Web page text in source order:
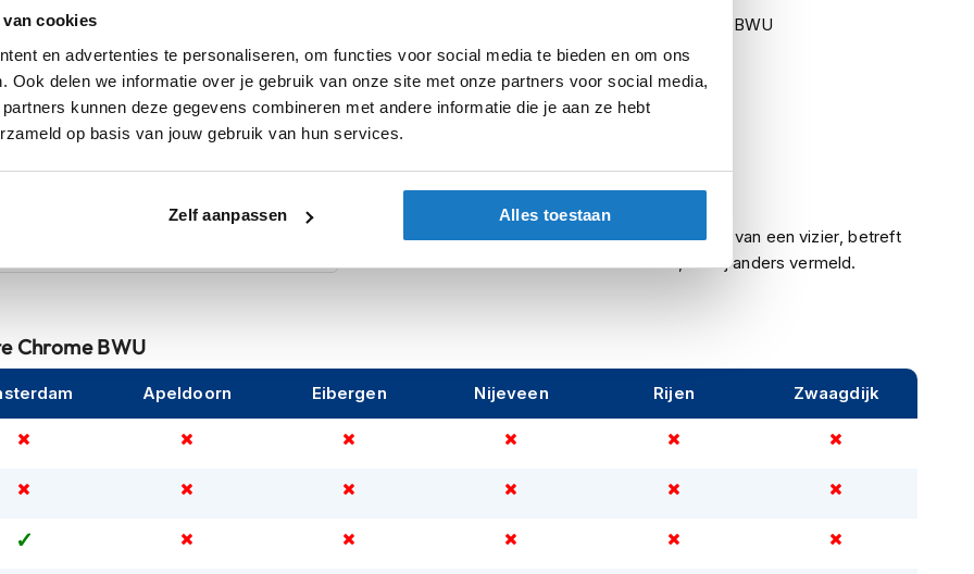
cookies
en advertenties te personaliseren, om functies voor social media te bieden en om ons
Ook delen we informatie over je gebruik van onze site met onze partners voor social media,
kunnen deze gegevens combineren met andere informatie die je aan ze hebt
op basis van jouw gebruik van hun services.
Zelf aanpassen Alles toestaan
klikt en dus ook bij hoge snelheid goed
voorbereid (wordt meegeleverd in de
hierdoor kun je fijn door blijven rijden als de
door hetsnel
30 graden. Ook is de voering
is deze helm voorbereid voor de
Byhron Blue White Chrome BWU
Producttype Helmen
Categorie Integraalhelmen
Zonnevizier Ja
Let op
Indien een helm is voorzien van een vizier, betreft
het een helder vizier, tenzij anders vermeld.
Chrome BWU
Apeldoorn Eibergen Nijeveen Rijen Zwaagdijk